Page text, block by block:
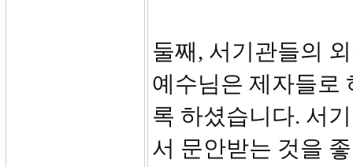
둘째, 서기관들의
예수님은 제자들로
록 하셨습니다. 서
서 문안받는 것을